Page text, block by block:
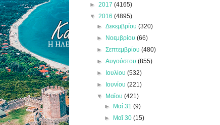
► 2017 (4165)
▼ 2016 (4895)
►Δεκεμβρίου(320)
► Νοεμβρίου(66)
►Σεπτεμβρίου(480)
►Αυγούστου(855)
► Ιουλίου(532)
► Ιουνίου(221)
▼ Μαΐου(421)
► Μαΐ 31 (9)
► Μαΐ 30 (15)